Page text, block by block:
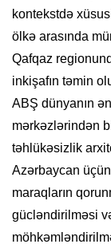
kontekstdə
ölkə arasında
Qafqaz
inkişafın təmin
ABŞ dünyanın
mərkəzlərindən
təhlükəsizlik
Azərbaycan
maraqların
gücləndirilməsi